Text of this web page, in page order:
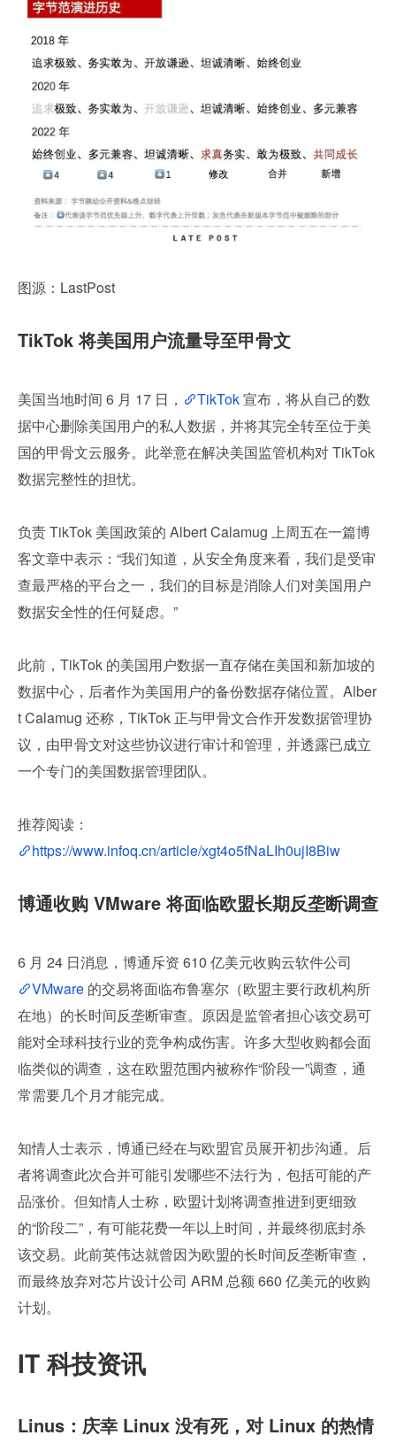
图源：LastPost
TikTok 将美国用户流量导至甲骨文
美国当地时间 6 月 17 日， TikTok 宣布，将从自己的数
据中心删除美国用户的私人数据，并将其完全转至位于美
国的甲骨文云服务。此举意在解决美国监管机构对 TikTok
数据完整性的担忧。
负责 TikTok 美国政策的 Albert Calamug 上周五在一篇博
客文章中表示：“我们知道，从安全角度来看，我们是受审
查最严格的平台之一，我们的目标是消除人们对美国用户
数据安全性的任何疑虑。”
此前，TikTok 的美国用户数据一直存储在美国和新加坡的
数据中心，后者作为美国用户的备份数据存储位置。Alber
t Calamug 还称，TikTok 正与甲骨文合作开发数据管理协
议，由甲骨文对这些协议进行审计和管理，并透露已成立
一个专门的美国数据管理团队。
推荐阅读：
https://www.infoq.cn/article/xgt4o5fNaLIh0ujI8Biw
博通收购 VMware 将面临欧盟长期反垄断调查
VMware 的交易将面临布鲁塞尔（欧盟主要行政机构所
在地）的长时间反垄断审查。原因是监管者担心该交易可
能对全球科技行业的竞争构成伤害。许多大型收购都会面
临类似的调查，这在欧盟范围内被称作“阶段一”调查，通
常需要几个月才能完成。
知情人士表示，博通已经在与欧盟官员展开初步沟通。后
者将调查此次合并可能引发哪些不法行为，包括可能的产
品涨价。但知情人士称，欧盟计划将调查推进到更细致
的“阶段二”，有可能花费一年以上时间，并最终彻底封杀
该交易。此前英伟达就曾因为欧盟的长时间反垄断审查，
而最终放弃对芯片设计公司 ARM 总额 660 亿美元的收购
计划。
IT 科技资讯
Linus：庆幸 Linux 没有死，对 Linux 的热情